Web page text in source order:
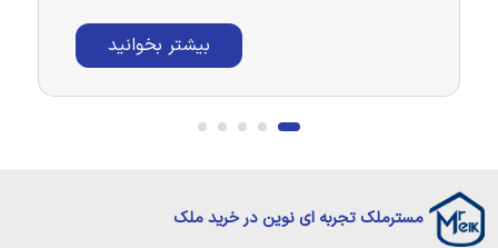
بیشتر بخوانید
مسترملک تجربه ای نوین در خرید ملک